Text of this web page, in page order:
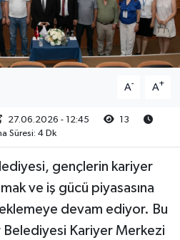
A- A+
27.06.2026 - 12:45
13
Süresi: 4 Dk
gençlerin kariyer
ve iş gücü piyasasına
devam ediyor. Bu
Belediyesi Kariyer Merkezi